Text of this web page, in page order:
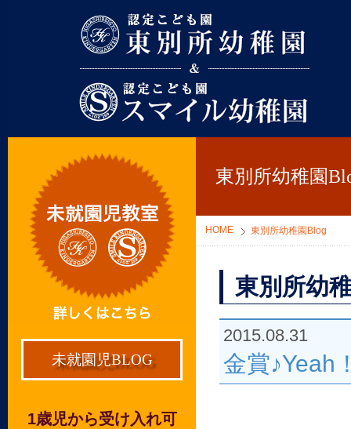
東別所幼稚園
HOME 東別所幼稚園Blog
東別所幼
2015.08.31
金賞♪Yeah
未就園児BLOG
1歳児から受け入れ可